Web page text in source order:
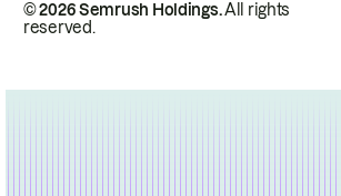
© 2026 Semrush Holdings.All rights
reserved.